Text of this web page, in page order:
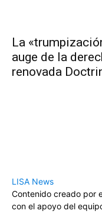
La
auge de la
renovada
LISA News
Contenido creado por
con el apoyo del